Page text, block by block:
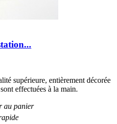
supérieure, entièrement décorée
effectuées à la main.
au panier